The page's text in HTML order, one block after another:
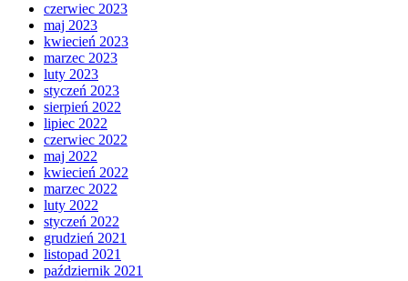
czerwiec 2023
maj 2023
kwiecień 2023
marzec 2023
luty 2023
styczeń 2023
sierpień 2022
lipiec 2022
czerwiec 2022
maj 2022
kwiecień 2022
marzec 2022
luty 2022
styczeń 2022
grudzień 2021
listopad 2021
październik 2021